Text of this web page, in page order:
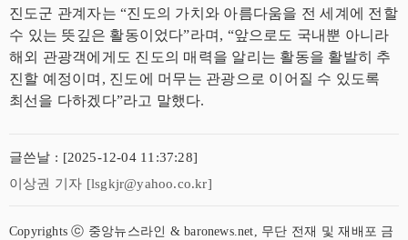
진도군 관계자는 “진도의 가치와 아름다움을 전 세계에 전할
수 있는 뜻깊은 활동이었다”라며, “앞으로도 국내뿐 아니라
해외 관광객에게도 진도의 매력을 알리는 활동을 활발히 추
진할 예정이며, 진도에 머무는 관광으로 이어질 수 있도록
최선을 다하겠다”라고 말했다.
글쓴날 : [2025-12-04 11:37:28]
이상권 기자 [lsgkjr@yahoo.co.kr]
Copyrights ⓒ 중앙뉴스라인 & baronews.net, 무단 전재 및 재배포 금